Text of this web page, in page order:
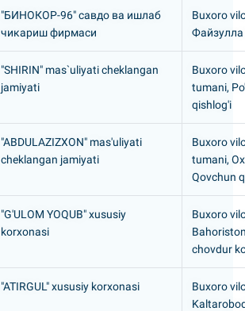
"БИHОКОР-96" савдо ва ишлаб
чикариш фирмаси
Buxoro
"SHIRIN" mas`uliyati cheklangan
jamiyati
Buxoro
tumani,
qishlog'i
"ABDULAZIZXON" mas'uliyati
cheklangan jamiyati
Buxoro
tumani,
Qovchun
"G'ULOM YOQUB" xususiy
korxonasi
Buxoro
chovdur
"ATIRGUL" xususiy korxonasi
Buxoro